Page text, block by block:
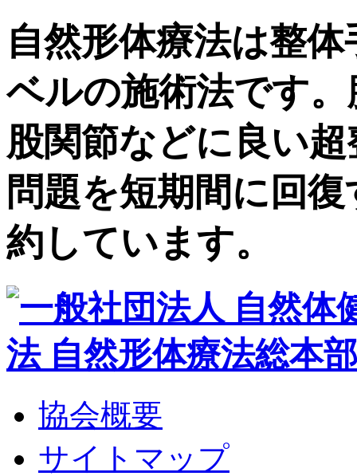
自然形体療法は整
ベルの施術法です
股関節などに良い
問題を短期間に回
約しています。
協会概要
サイトマップ